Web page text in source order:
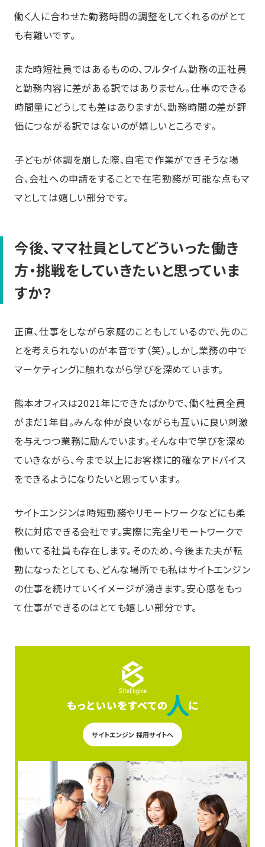
働く人に合わせた勤務時間の調整をしてくれるのがとて
も有難いです。
また時短社員ではあるものの、フルタイム勤務の正社員
と勤務内容に差がある訳ではありません。仕事のできる
時間量にどうしても差はありますが、勤務時間の差が評
価につながる訳ではないのが嬉しいところです。
子どもが体調を崩した際、自宅で作業ができそうな場
合、会社への申請をすることで在宅勤務が可能な点もマ
マとしては嬉しい部分です。
今後、ママ社員としてどういった働き
方・挑戦をしていきたいと思っていま
すか？
正直、仕事をしながら家庭のこともしているので、先のこ
とを考えられないのが本音です（笑）。しかし業務の中で
マーケティングに触れながら学びを深めています。
熊本オフィスは2021年にできたばかりで、働く社員全員
がまだ1年目。みんな仲が良いながらも互いに良い刺激
を与えつつ業務に励んでいます。そんな中で学びを深め
ていきながら、今まで以上にお客様に的確なアドバイス
をできるようになりたいと思っています。
サイトエンジンは時短勤務やリモートワークなどにも柔
軟に対応できる会社です。実際に完全リモートワークで
働いてる社員も存在します。そのため、今後また夫が転
勤になったとしても、どんな場所でも私はサイトエンジン
の仕事を続けていくイメージが湧きます。安心感をもっ
て仕事ができるのはとても嬉しい部分です。
サイトエンジン 採用サイトへ